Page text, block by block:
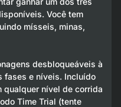
Você tem
mísseis, minas,
desbloqueáveis à
fases e níveis. Incluído
qualquer nível de corrida
Time Trial (tente